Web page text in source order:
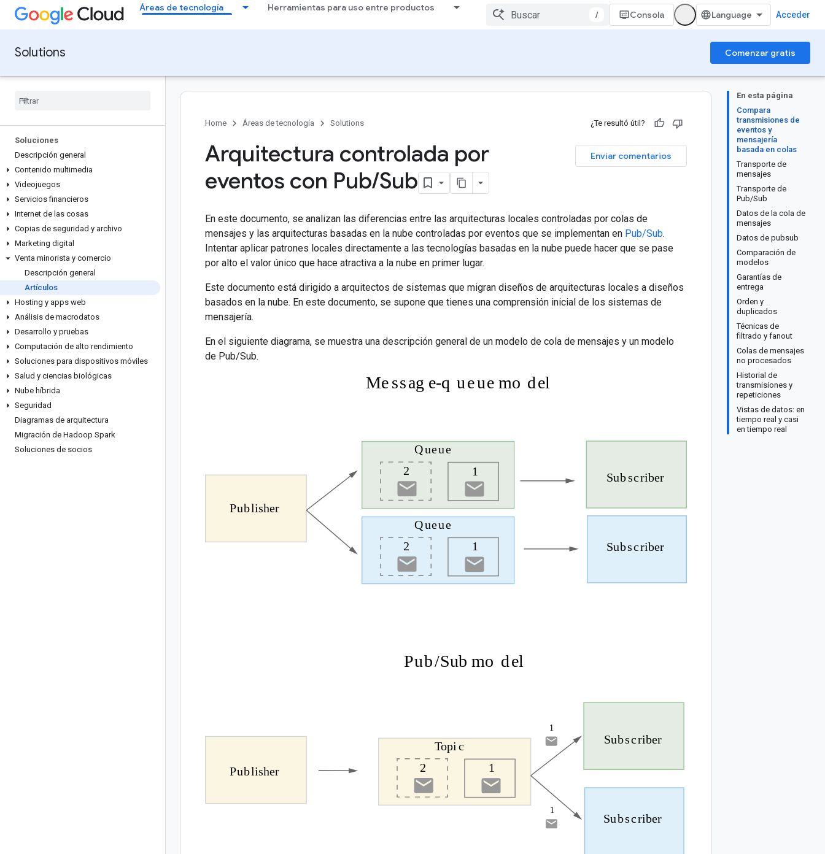
Áreas de tecnología Herramientas para uso entre productos
/ Consola Acceder
Solutions Comenzar gratis
Soluciones
Descripción general
Contenido multimedia
Videojuegos
Servicios financieros
Internet de las cosas
Copias de seguridad y archivo
Marketing digital
Venta minorista y comercio
Descripción general
Artículos
Hosting y apps web
Análisis de macrodatos
Desarrollo y pruebas
Computación de alto rendimiento
Soluciones para dispositivos móviles
Salud y ciencias biológicas
Nube híbrida
Seguridad
Diagramas de arquitectura
Migración de Hadoop Spark
Soluciones de socios
En esta página
Compara
transmisiones de
eventos y
mensajería
basada en colas
Transporte de
mensajes
Transporte de
Pub/Sub
Datos de la cola de
mensajes
Datos de pubsub
Comparación de
modelos
Garantías de
entrega
Orden y
duplicados
Técnicas de
filtrado y fanout
Colas de mensajes
no procesados
Historial de
transmisiones y
repeticiones
Vistas de datos: en
tiempo real y casi
en tiempo real
Home Áreas de tecnología Solutions ¿Te resultó útil?
Enviar comentarios
Arquitectura controlada por
eventos con Pub/Sub
En este documento, se analizan las diferencias entre las arquitecturas locales controladas por colas de
mensajes y las arquitecturas basadas en la nube controladas por eventos que se implementan en Pub/Sub.
Intentar aplicar patrones locales directamente a las tecnologías basadas en la nube puede hacer que se pase
por alto el valor único que hace atractiva a la nube en primer lugar.
Este documento está dirigido a arquitectos de sistemas que migran diseños de arquitecturas locales a diseños
basados en la nube. En este documento, se supone que tienes una comprensión inicial de los sistemas de
mensajería.
En el siguiente diagrama, se muestra una descripción general de un modelo de cola de mensajes y un modelo
de Pub/Sub.